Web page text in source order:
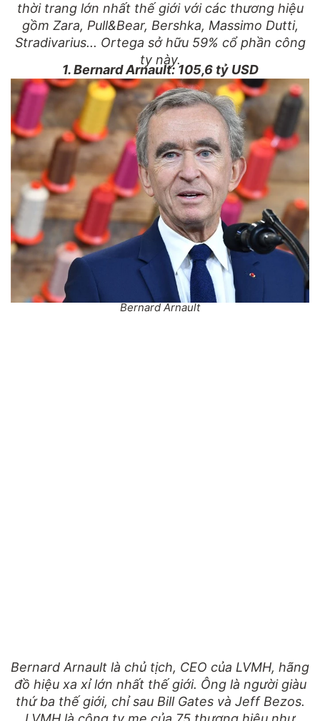
thời trang lớn nhất thế giới với các thương hiệu
gồm Zara, Pull&Bear, Bershka, Massimo Dutti,
Stradivarius... Ortega sở hữu 59% cổ phần công
ty này.
1. Bernard Arnault: 105,6 tỷ USD
Bernard Arnault
Bernard Arnault là chủ tịch, CEO của LVMH, hãng
đồ hiệu xa xỉ lớn nhất thế giới. Ông là người giàu
thứ ba thế giới, chỉ sau Bill Gates và Jeff Bezos.